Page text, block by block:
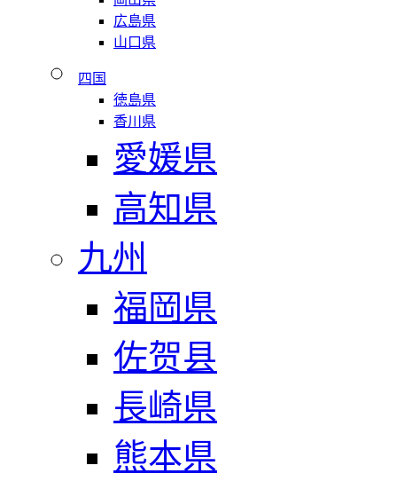
広島県
山口県
四国
徳島県
香川県
愛媛県
高知県
九州
福岡県
佐贺县
長崎県
熊本県